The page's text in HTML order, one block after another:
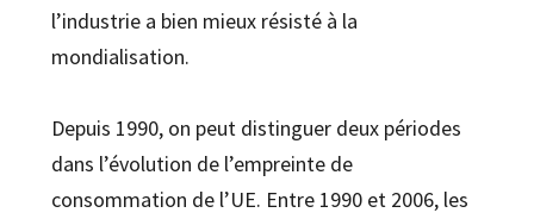
l’industrie a bien mieux résisté à la
mondialisation.
Depuis 1990, on peut distinguer deux périodes
dans l’évolution de l’empreinte de
consommation de l’UE. Entre 1990 et 2006, les